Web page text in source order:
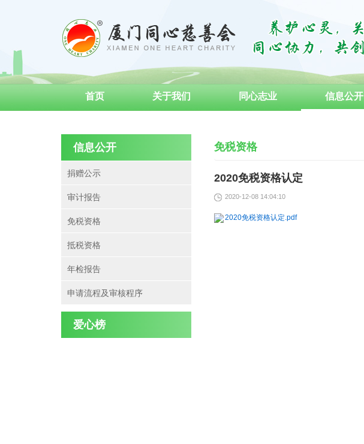
首页 关于我们 同心志业 信息公开
免税资格
2020免税资格认定
2020-12-08 14:04:10
2020免税资格认定.pdf
信息公开
捐赠公示
审计报告
免税资格
抵税资格
年检报告
申请流程及审核程序
爱心榜